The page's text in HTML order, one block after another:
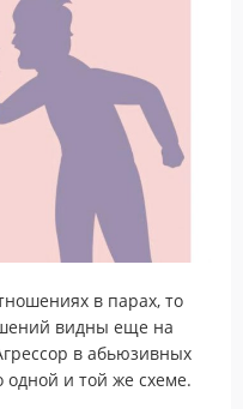
в парах, то
видны еще на
в абьюзивных
одной и той же схеме.